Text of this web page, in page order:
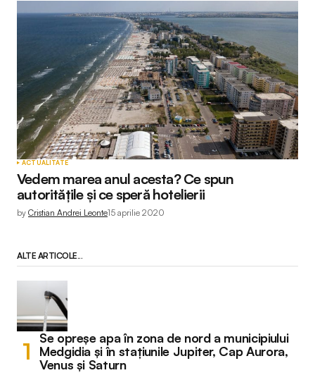
ACTUALITATE
Vedem marea anul acesta? Ce spun
autorităţile şi ce speră hotelierii
by Cristian Andrei Leonte15 aprilie 2020
ALTE ARTICOLE...
Se opreșe apa în zona de nord a municipiului
Medgidia și în stațiunile Jupiter, Cap Aurora,
Venus și Saturn